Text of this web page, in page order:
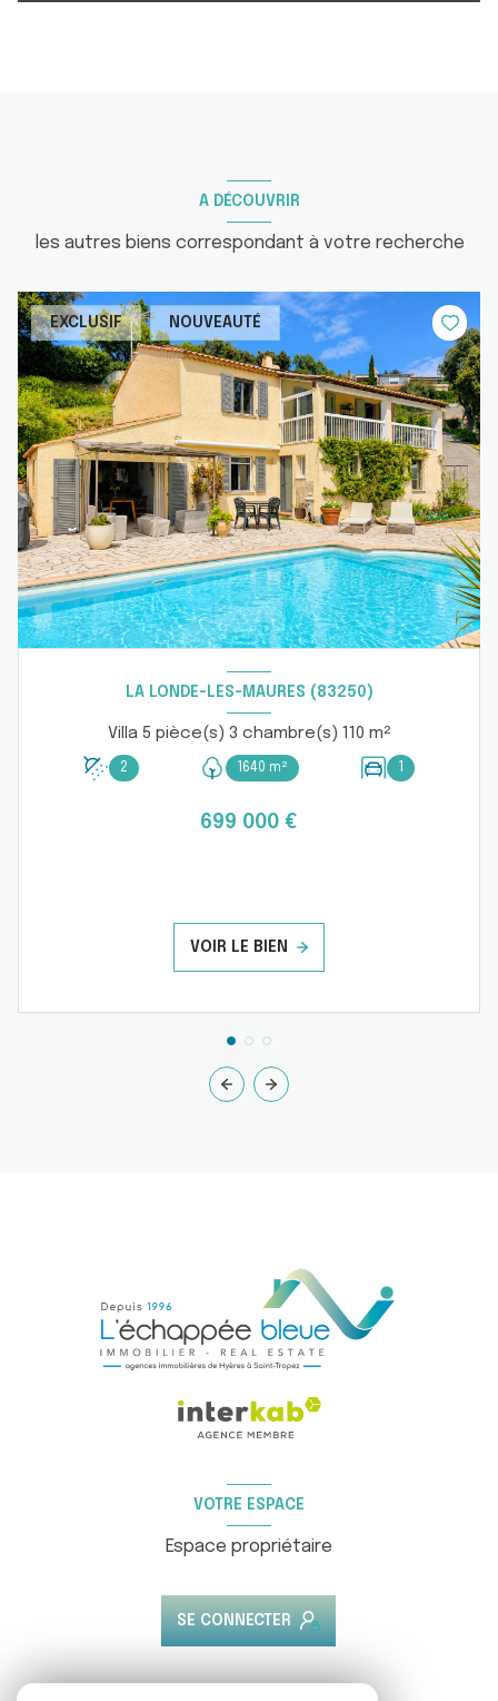
A DÉCOUVRIR
les autres biens correspondant à votre recherche
EXCLUSIF NOUVEAUTÉ
LA LONDE-LES-MAURES (83250)
Villa 5 pièce(s) 3 chambre(s) 110 m²
2 1640 m²
699 000 €
VOIR LE BIEN
VOTRE ESPACE
Espace propriétaire
SE CONNECTER